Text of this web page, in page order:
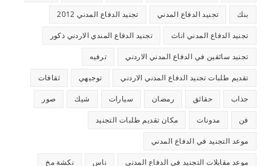
بنك تجنيد الدفاع المدني تجنيد الدفاع المدني 2012
تجنيد الدفاع المدني اناث تجنيد الدفاع المندي الاردني ذكور
تجنيد سائقين في الدفاع المدني الاردني ترفيه
تقديم طلبات تجنيد الدفاع المدني الاردني توجيهي ثقافات
جذاب حقائق رمضان سيارات شيك صور
فن مدونات مكان تقديم طلبات التجنيد
موعد التجنيد في الدفاع المدني
موعد مقابلات التجنيد في الدفاع المدني ناس نكشة مخ